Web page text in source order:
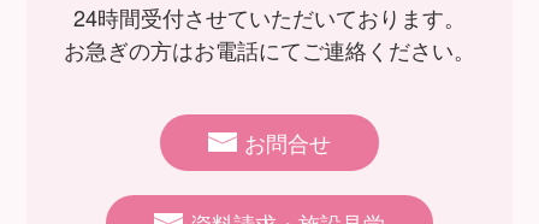
24時間受付させていただいております。
お急ぎの方はお電話にてご連絡ください。
お問合せ